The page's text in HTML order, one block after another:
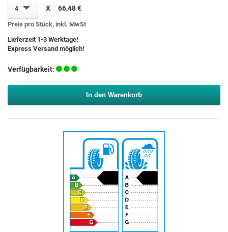
4 X 66,48 €
Preis pro Stück, inkl. MwSt
Lieferzeit 1-3 Werktage!
Express Versand möglich!
Verfügbarkeit:
In den Warenkorb